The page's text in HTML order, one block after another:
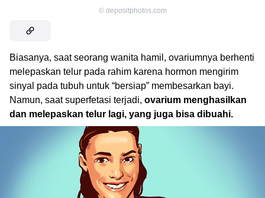
© depositphotos.com
Biasanya, saat seorang wanita hamil, ovariumnya berhenti
melepaskan telur pada rahim karena hormon mengirim
sinyal pada tubuh untuk “bersiap” membesarkan bayi.
Namun, saat superfetasi terjadi, ovarium menghasilkan
dan melepaskan telur lagi, yang juga bisa dibuahi.